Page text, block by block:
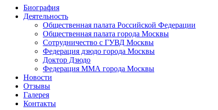
Биография
Деятельность
Общественная палата Российской Федерации
Общественная палата города Москвы
Сотрудничество с ГУВД Москвы
Федерация дзюдо города Москвы
Доктор Дзюдо
Федерация ММА города Москвы
Новости
Отзывы
Галерея
Контакты